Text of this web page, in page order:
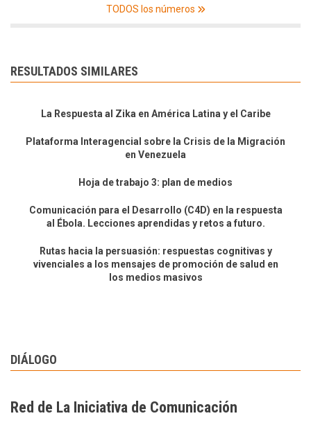
TODOS los números
RESULTADOS SIMILARES
La Respuesta al Zika en América Latina y el Caribe
Plataforma Interagencial sobre la Crisis de la Migración
en Venezuela
Hoja de trabajo 3: plan de medios
Comunicación para el Desarrollo (C4D) en la respuesta
al Ébola. Lecciones aprendidas y retos a futuro.
Rutas hacia la persuasión: respuestas cognitivas y
vivenciales a los mensajes de promoción de salud en
los medios masivos
DIÁLOGO
Red de La Iniciativa de Comunicación